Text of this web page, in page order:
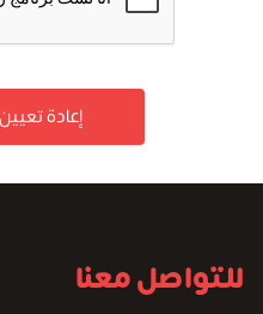
للتواصل معنا